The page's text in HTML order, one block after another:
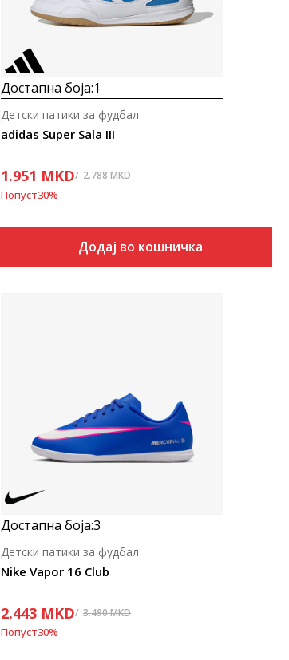
Достапна боја:1
adidas Super Sala III
Детски патики за фудбал
1.951 MKD 2.788MKD
Попуст30%
Додај во кошничка
Uporedi
Достапна боја:3
Nike Vapor 16 Club
Детски патики за фудбал
2.443 MKD 3.490MKD
Попуст30%